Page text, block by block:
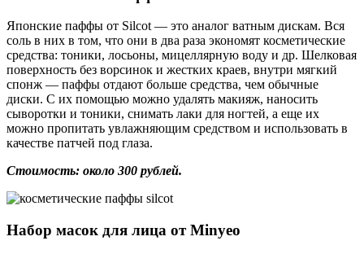
Японские паффы от Silcot — это аналог ватным дискам. Вся
соль в них в том, что они в два раза экономят косметические
средства: тоники, лосьоны, мицеллярную воду и др. Шелковая
поверхность без ворсинок и жестких краев, внутри мягкий
спонж — паффы отдают больше средства, чем обычные
диски. С их помощью можно удалять макияж, наносить
сыворотки и тоники, снимать лаки для ногтей, а еще их
можно пропитать увлажняющим средством и использовать в
качестве патчей под глаза.
Стоимость: около 300 рублей.
Набор масок для лица от Minyeo